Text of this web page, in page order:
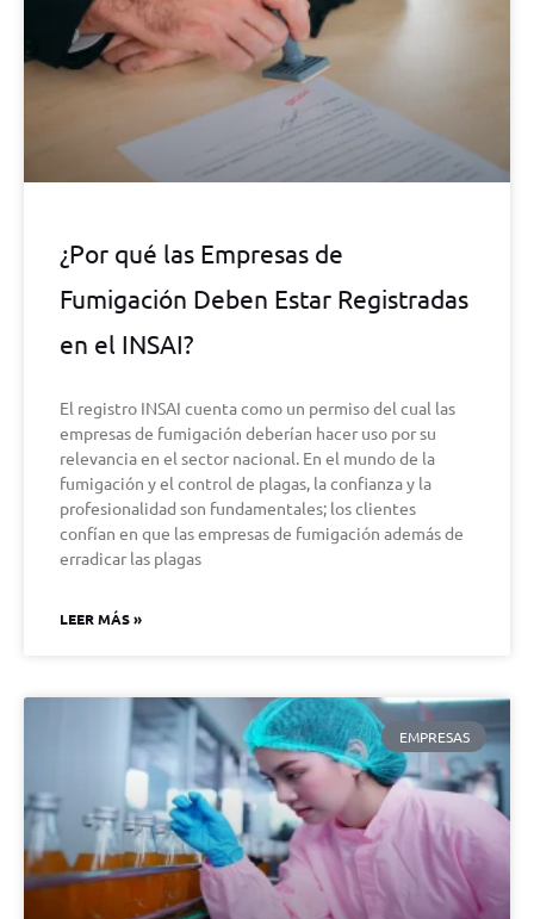
¿Por qué las Empresas de
Fumigación Deben Estar Registradas
en el INSAI?
El registro INSAI cuenta como un permiso del cual las
empresas de fumigación deberían hacer uso por su
relevancia en el sector nacional. En el mundo de la
fumigación y el control de plagas, la confianza y la
profesionalidad son fundamentales; los clientes
confían en que las empresas de fumigación además de
erradicar las plagas
LEER MÁS »
EMPRESAS